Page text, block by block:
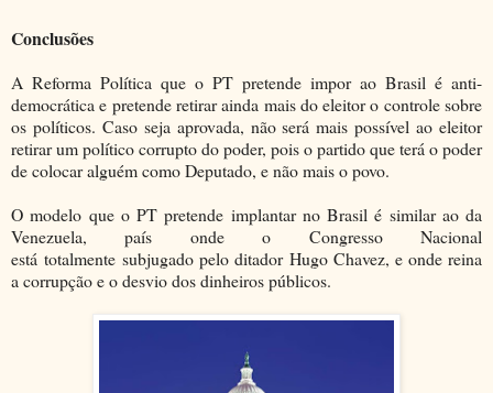
Conclusões
A Reforma Política que o PT pretende impor ao Brasil é anti-
democrática e pretende retirar ainda mais do eleitor o controle sobre
os políticos. Caso seja aprovada, não será mais possível ao eleitor
retirar um político corrupto do poder, pois o partido que terá o poder
de colocar alguém como Deputado, e não mais o povo.
O modelo que o PT pretende implantar no Brasil é similar ao da
Venezuela, país onde o Congresso Nacional
está totalmente subjugado pelo ditador Hugo Chavez, e onde reina
a corrupção e o desvio dos dinheiros públicos.